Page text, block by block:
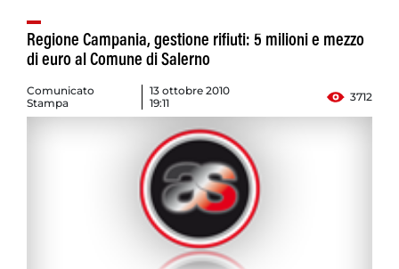
Regione Campania, gestione rifiuti: 5 milioni e mezzo
di euro al Comune di Salerno
Comunicato
Stampa
13 ottobre 2010
19:11
3712